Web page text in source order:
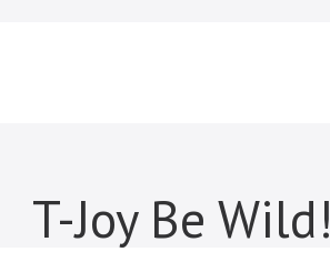
T-Joy Be Wild!